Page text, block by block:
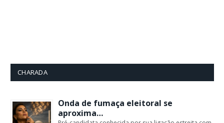
CHARADA
Onda de fumaça eleitoral se
aproxima…